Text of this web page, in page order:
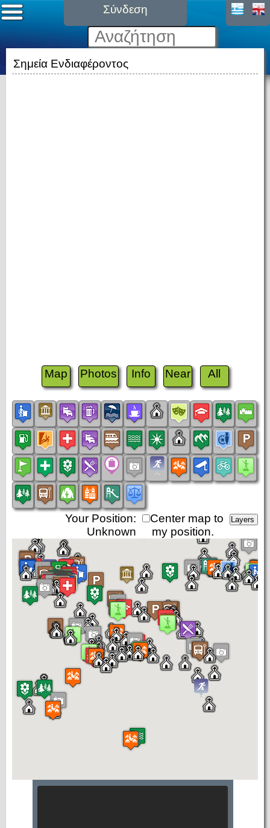
Σύνδεση
Σημεία Ενδιαφέροντος
Map Photos Info Near All
Center map to
my position.
Your Position:
Unknown